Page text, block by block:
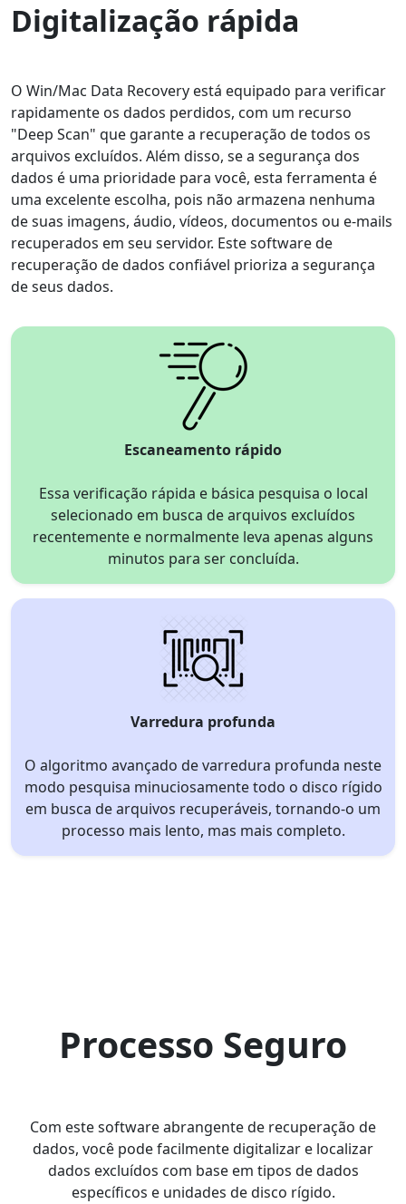
Digitalização rápida
O Win/Mac Data Recovery está equipado para verificar
rapidamente os dados perdidos, com um recurso
"Deep Scan" que garante a recuperação de todos os
arquivos excluídos. Além disso, se a segurança dos
dados é uma prioridade para você, esta ferramenta é
uma excelente escolha, pois não armazena nenhuma
de suas imagens, áudio, vídeos, documentos ou e-mails
recuperados em seu servidor. Este software de
recuperação de dados confiável prioriza a segurança
de seus dados.
Escaneamento rápido
Essa verificação rápida e básica pesquisa o local
selecionado em busca de arquivos excluídos
recentemente e normalmente leva apenas alguns
minutos para ser concluída.
Varredura profunda
O algoritmo avançado de varredura profunda neste
modo pesquisa minuciosamente todo o disco rígido
em busca de arquivos recuperáveis, tornando-o um
processo mais lento, mas mais completo.
Processo Seguro
Com este software abrangente de recuperação de
dados, você pode facilmente digitalizar e localizar
dados excluídos com base em tipos de dados
específicos e unidades de disco rígido.